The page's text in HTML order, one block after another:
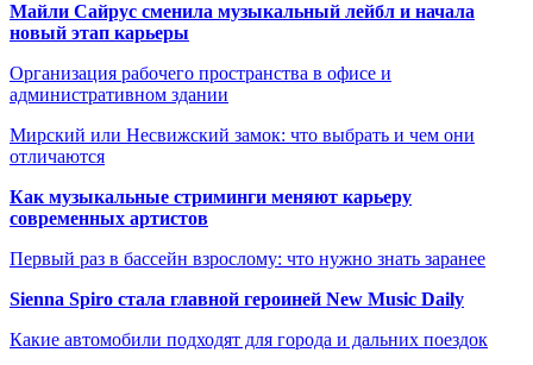
Майли Сайрус сменила музыкальный лейбл и начала
новый этап карьеры
Организация рабочего пространства в офисе и
административном здании
Мирский или Несвижский замок: что выбрать и чем они
отличаются
Как музыкальные стриминги меняют карьеру
современных артистов
Первый раз в бассейн взрослому: что нужно знать заранее
Sienna Spiro стала главной героиней New Music Daily
Какие автомобили подходят для города и дальних поездок